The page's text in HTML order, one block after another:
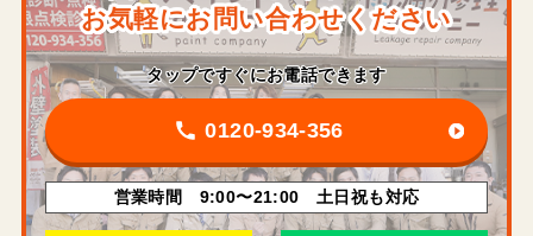
お気軽にお問い合わせください
タップですぐにお電話できます
0120-934-356
営業時間 9:00〜21:00 土日祝も対応